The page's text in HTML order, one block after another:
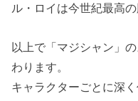
ル・ロイは今世紀最高
以上で「マジシャン」
わります。
キャラクターごとに深